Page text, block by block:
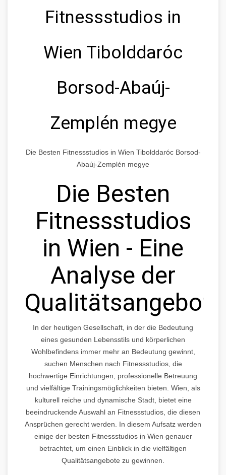
Fitnessstudios in
Wien Tibolddaróc
Borsod-Abaúj-
Zemplén megye
Die Besten Fitnessstudios in Wien Tibolddaróc Borsod-
Abaúj-Zemplén megye
Die Besten
Fitnessstudios
in Wien - Eine
Analyse der
Qualitätsangebote
In der heutigen Gesellschaft, in der die Bedeutung
eines gesunden Lebensstils und körperlichen
Wohlbefindens immer mehr an Bedeutung gewinnt,
suchen Menschen nach Fitnessstudios, die
hochwertige Einrichtungen, professionelle Betreuung
und vielfältige Trainingsmöglichkeiten bieten. Wien, als
kulturell reiche und dynamische Stadt, bietet eine
beeindruckende Auswahl an Fitnessstudios, die diesen
Ansprüchen gerecht werden. In diesem Aufsatz werden
einige der besten Fitnessstudios in Wien genauer
betrachtet, um einen Einblick in die vielfältigen
Qualitätsangebote zu gewinnen.